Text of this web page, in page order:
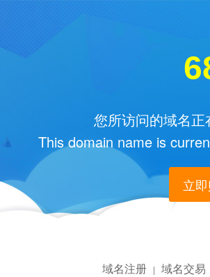
您所访问的域名
This domain name is
立
域名注册 | 域名交易